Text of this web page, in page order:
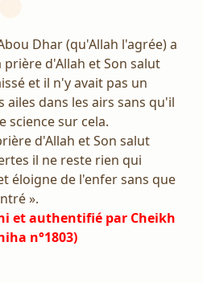
Dhar (qu'Allah l'agrée) a
d'Allah et Son salut
et il n'y avait pas un
ailes dans les airs sans qu'il
science sur cela.
d'Allah et Son salut
il ne reste rien qui
éloigne de l'enfer sans que
».
et authentifié par Cheikh
n°1803)